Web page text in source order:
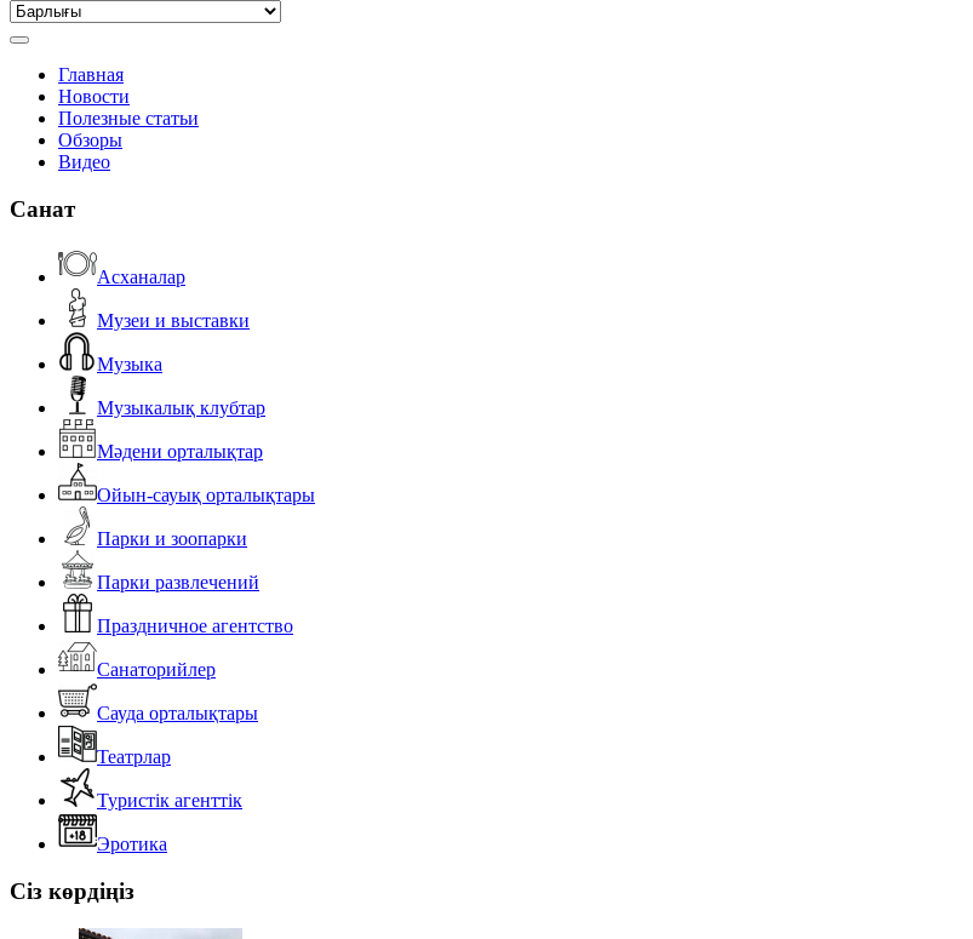
Главная
Новости
Полезные статьи
Обзоры
Видео
Санат
Асханалар
Музеи и выставки
Музыка
Музыкалық клубтар
Мәдени орталықтар
Ойын-сауық орталықтары
Парки и зоопарки
Парки развлечений
Праздничное агентство
Санаторийлер
Сауда орталықтары
Театрлар
Туристік агенттік
Эротика
Сіз көрдіңіз